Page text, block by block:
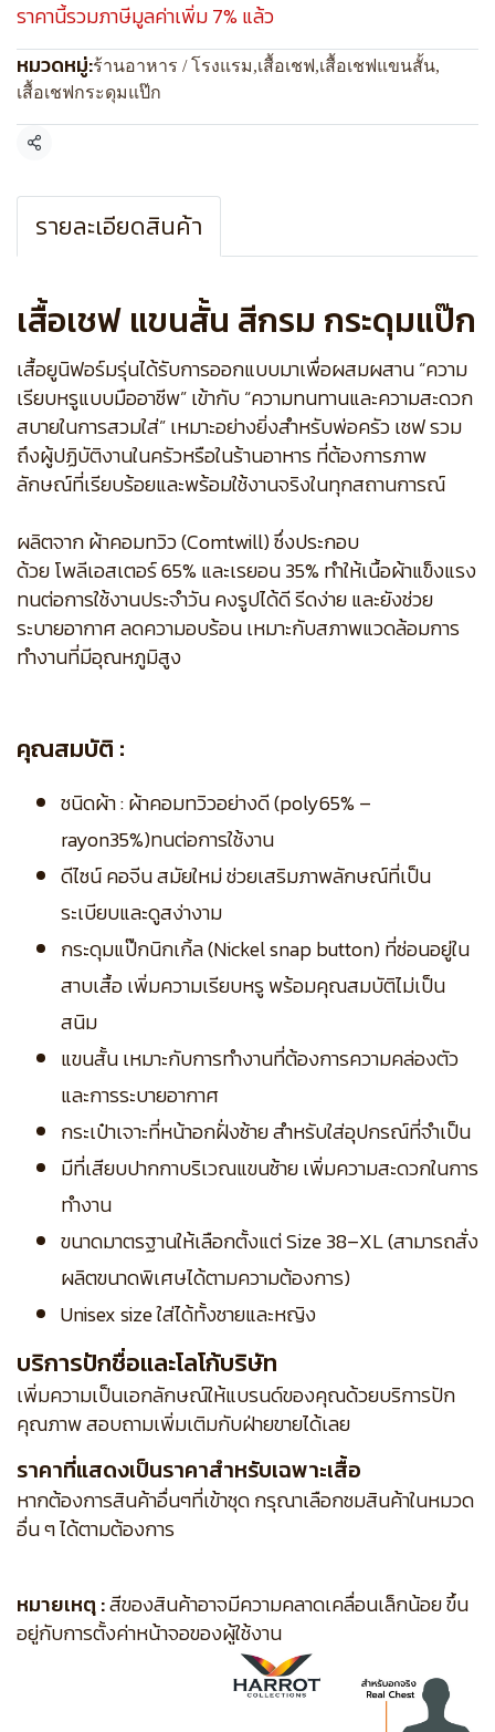
ราคานี้รวมภาษีมูลค่าเพิ่ม 7% แล้ว
หมวดหมู่:ร้านอาหาร / โรงแรม,เสื้อเชฟ,เสื้อเชฟแขนสั้น,
เสื้อเชฟกระดุมแป๊ก
แชร์
รายละเอียดสินค้า
เสื้อเชฟ แขนสั้น สีกรม กระดุมแป๊ก
เสื้อยูนิฟอร์มรุ่นได้รับการออกแบบมาเพื่อผสมผสาน “ความ
เรียบหรูแบบมืออาชีพ” เข้ากับ “ความทนทานและความสะดวก
สบายในการสวมใส่” เหมาะอย่างยิ่งสำหรับพ่อครัว เชฟ รวม
ถึงผู้ปฏิบัติงานในครัวหรือในร้านอาหาร ที่ต้องการภาพ
ลักษณ์ที่เรียบร้อยและพร้อมใช้งานจริงในทุกสถานการณ์
ผลิตจาก ผ้าคอมทวิว (Comtwill) ซึ่งประกอบ
ด้วย โพลีเอสเตอร์ 65% และเรยอน 35% ทำให้เนื้อผ้าแข็งแรง
ทนต่อการใช้งานประจำวัน คงรูปได้ดี รีดง่าย และยังช่วย
ระบายอากาศ ลดความอบร้อน เหมาะกับสภาพแวดล้อมการ
ทำงานที่มีอุณหภูมิสูง
คุณสมบัติ :
ชนิดผ้า : ผ้าคอมทวิวอย่างดี (poly65% –
rayon35%)ทนต่อการใช้งาน
ดีไซน์ คอจีน สมัยใหม่ ช่วยเสริมภาพลักษณ์ที่เป็น
ระเบียบและดูสง่างาม
กระดุมแป๊กนิกเกิ้ล (Nickel snap button) ที่ซ่อนอยู่ใน
สาบเสื้อ เพิ่มความเรียบหรู พร้อมคุณสมบัติไม่เป็น
สนิม
แขนสั้น เหมาะกับการทำงานที่ต้องการความคล่องตัว
และการระบายอากาศ
กระเป๋าเจาะที่หน้าอกฝั่งซ้าย สำหรับใส่อุปกรณ์ที่จำเป็น
มีที่เสียบปากกาบริเวณแขนซ้าย เพิ่มความสะดวกในการ
ทำงาน
ขนาดมาตรฐานให้เลือกตั้งแต่ Size 38–XL (สามารถสั่ง
ผลิตขนาดพิเศษได้ตามความต้องการ)
Unisex size ใส่ได้ทั้งชายและหญิง
บริการปักชื่อและโลโก้บริษัท
เพิ่มความเป็นเอกลักษณ์ให้แบรนด์ของคุณด้วยบริการปัก
คุณภาพ สอบถามเพิ่มเติมกับฝ่ายขายได้เลย
ราคาที่แสดงเป็นราคาสำหรับเฉพาะเสื้อ
หากต้องการสินค้าอื่นๆที่เข้าชุด กรุณาเลือกชมสินค้าในหมวด
อื่น ๆ ได้ตามต้องการ
หมายเหตุ :สีของสินค้าอาจมีความคลาดเคลื่อนเล็กน้อย ขึ้น
อยู่กับการตั้งค่าหน้าจอของผู้ใช้งาน